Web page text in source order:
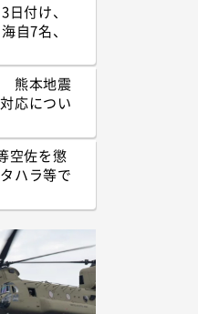
付け、
自7名、
熊本地震
応につい
空佐を懲
ハラ等で